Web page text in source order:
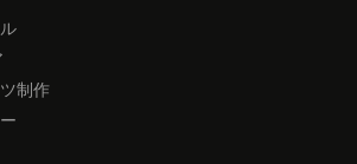
制作